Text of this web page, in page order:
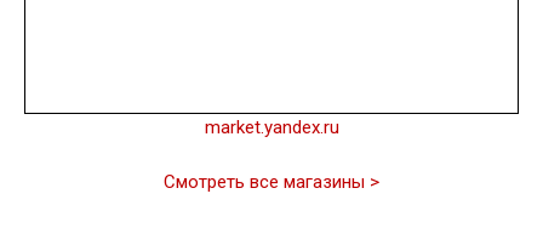
market.yandex.ru
Смотреть все магазины >